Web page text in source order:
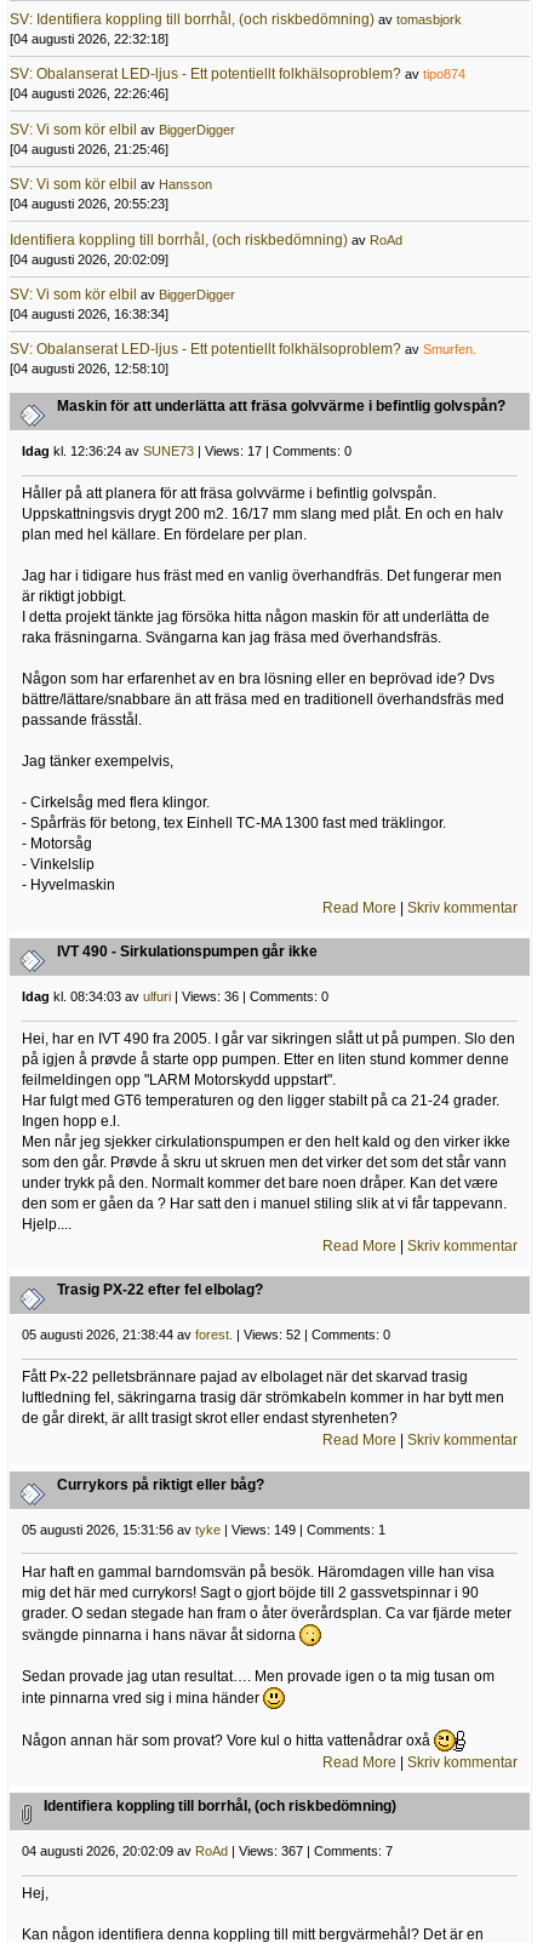
SV: Identifiera koppling till borrhål, (och riskbedömning) av tomasbjork
[04 augusti 2026, 22:32:18]
SV: Obalanserat LED-ljus - Ett potentiellt folkhälsoproblem? av tipo874
[04 augusti 2026, 22:26:46]
SV: Vi som kör elbil av BiggerDigger
[04 augusti 2026, 21:25:46]
SV: Vi som kör elbil av Hansson
[04 augusti 2026, 20:55:23]
Identifiera koppling till borrhål, (och riskbedömning) av RoAd
[04 augusti 2026, 20:02:09]
SV: Vi som kör elbil av BiggerDigger
[04 augusti 2026, 16:38:34]
SV: Obalanserat LED-ljus - Ett potentiellt folkhälsoproblem? av Smurfen.
[04 augusti 2026, 12:58:10]
Maskin för att underlätta att fräsa golvvärme i befintlig golvspån?
Idag kl. 12:36:24 av SUNE73| Views: 17 | Comments: 0
Håller på att planera för att fräsa golvvärme i befintlig golvspån.
Uppskattningsvis drygt 200 m2. 16/17 mm slang med plåt. En och en halv
plan med hel källare. En fördelare per plan.
Jag har i tidigare hus fräst med en vanlig överhandfräs. Det fungerar men
är riktigt jobbigt.
I detta projekt tänkte jag försöka hitta någon maskin för att underlätta de
raka fräsningarna. Svängarna kan jag fräsa med överhandsfräs.
Någon som har erfarenhet av en bra lösning eller en beprövad ide? Dvs
bättre/lättare/snabbare än att fräsa med en traditionell överhandsfräs med
passande frässtål.
Jag tänker exempelvis,
- Cirkelsåg med flera klingor.
- Spårfräs för betong, tex Einhell TC-MA 1300 fast med träklingor.
- Motorsåg
- Vinkelslip
- Hyvelmaskin
Read More |Skriv kommentar
IVT 490 - Sirkulationspumpen går ikke
Idag kl. 08:34:03 av ulfuri| Views: 36 | Comments: 0
Hei, har en IVT 490 fra 2005. I går var sikringen slått ut på pumpen. Slo den
på igjen å prøvde å starte opp pumpen. Etter en liten stund kommer denne
feilmeldingen opp "LARM Motorskydd uppstart".
Har fulgt med GT6 temperaturen og den ligger stabilt på ca 21-24 grader.
Ingen hopp e.l.
Men når jeg sjekker cirkulationspumpen er den helt kald og den virker ikke
som den går. Prøvde å skru ut skruen men det virker det som det står vann
under trykk på den. Normalt kommer det bare noen dråper. Kan det være
den som er gåen da ? Har satt den i manuel stiling slik at vi får tappevann.
Hjelp....
Read More |Skriv kommentar
Trasig PX-22 efter fel elbolag?
05 augusti 2026, 21:38:44 av forest. | Views: 52 | Comments: 0
Fått Px-22 pelletsbrännare pajad av elbolaget när det skarvad trasig
luftledning fel, säkringarna trasig där strömkabeln kommer in har bytt men
de går direkt, är allt trasigt skrot eller endast styrenheten?
Read More |Skriv kommentar
Currykors på riktigt eller båg?
05 augusti 2026, 15:31:56 av tyke| Views: 149 | Comments: 1
Har haft en gammal barndomsvän på besök. Häromdagen ville han visa
mig det här med currykors! Sagt o gjort böjde till 2 gassvetspinnar i 90
grader. O sedan stegade han fram o åter överårdsplan. Ca var fjärde meter
svängde pinnarna i hans nävar åt sidorna
Sedan provade jag utan resultat…. Men provade igen o ta mig tusan om
inte pinnarna vred sig i mina händer
Någon annan här som provat? Vore kul o hitta vattenådrar oxå
Read More |Skriv kommentar
Identifiera koppling till borrhål, (och riskbedömning)
04 augusti 2026, 20:02:09 av RoAd| Views: 367 | Comments: 7
Hej,
Kan någon identifiera denna koppling till mitt bergvärmehål? Det är en